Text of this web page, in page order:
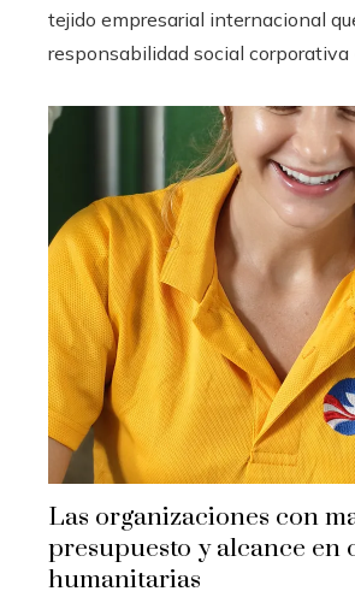
tejido empresarial internacional
responsabilidad social corporativa
Las organizaciones con
presupuesto y alcance en
humanitarias